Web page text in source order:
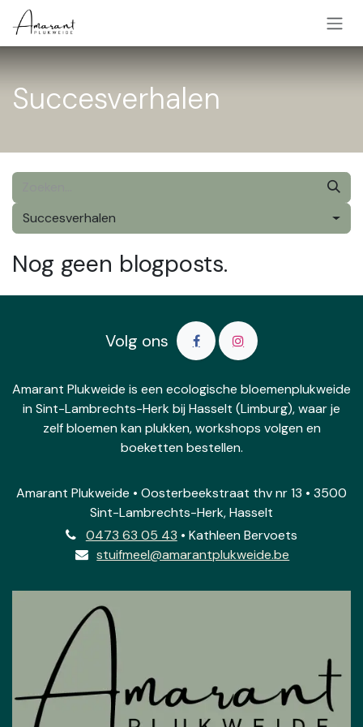
Overslaan naar inhoud
Succesverhalen
Succesverhalen
Nog geen blogposts.
Volg ons
Amarant Plukweide is een ecologische bloemenplukweide
in Sint-Lambrechts-Herk bij Hasselt (Limburg), waar je
zelf bloemen kan plukken, workshops volgen en
boeketten bestellen.
Amarant Plukweide • Oosterbeekstraat thv nr 13 • 3500
Sint-Lambrechts-Herk, Hasselt
0473 63 05 43 • Kathleen Bervoets
stuifmeel@amarantplukweide.be